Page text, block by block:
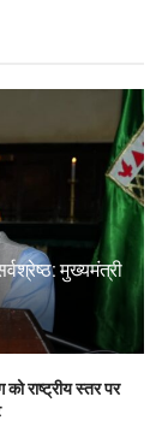
मुख्यमंत्री
राष्ट्रीय स्तर पर